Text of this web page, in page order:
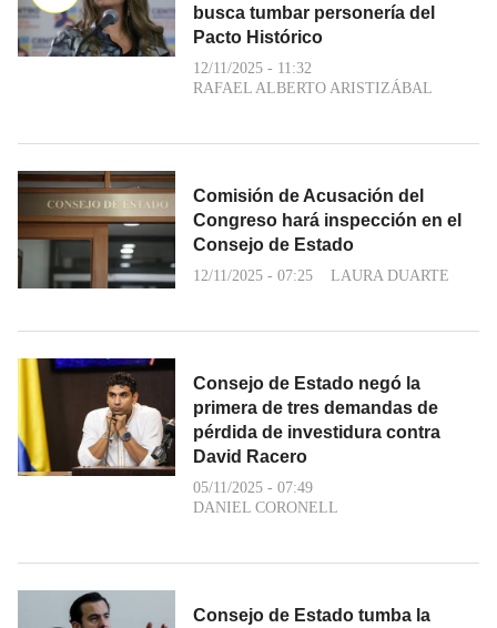
busca tumbar personería del
Pacto Histórico
12/11/2025 - 11:32
RAFAEL ALBERTO ARISTIZÁBAL
Comisión de Acusación del
Congreso hará inspección en el
Consejo de Estado
12/11/2025 - 07:25 LAURA DUARTE
Consejo de Estado negó la
primera de tres demandas de
pérdida de investidura contra
David Racero
05/11/2025 - 07:49
DANIEL CORONELL
Consejo de Estado tumba la